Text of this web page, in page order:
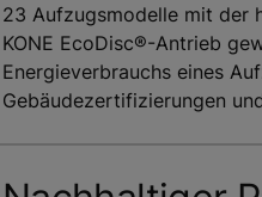
23 Aufzugsmodelle mit der
KONE EcoDisc®-Antrieb
Energieverbrauchs eines
Gebäudezertifizierungen